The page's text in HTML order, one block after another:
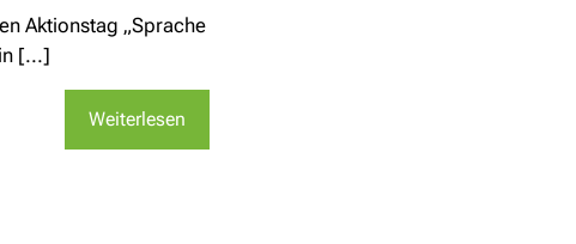
Aktionstag „Sprache
[...]
Weiterlesen